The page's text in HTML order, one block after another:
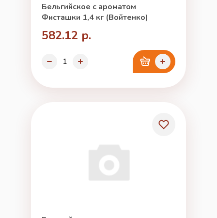
Бельгийское с ароматом
Фисташки 1,4 кг (Войтенко)
582.12 р.